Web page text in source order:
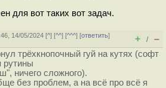
для вот таких вот задач.
14/05/2024 [^] [^^] [^^^] [ответить]
+ / –
трёхкнопочный гуй на кутях (софт
рутины
ничего сложного).
без проблем, а на всё про всё я